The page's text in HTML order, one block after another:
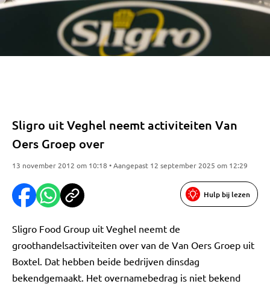
Sligro uit Veghel neemt activiteiten Van
Oers Groep over
13 november 2012 om 10:18 • Aangepast 12 september 2025 om 12:29
Hulp bij lezen
Sligro Food Group uit Veghel neemt de
groothandelsactiviteiten over van de Van Oers Groep uit
Boxtel. Dat hebben beide bedrijven dinsdag
bekendgemaakt. Het overnamebedrag is niet bekend